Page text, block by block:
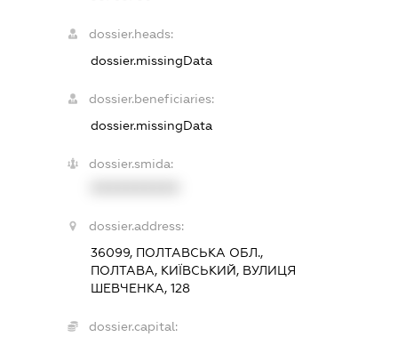
dossier.heads:
dossier.missingData
dossier.beneficiaries:
dossier.missingData
dossier.smida:
dossier.address:
36099, ПОЛТАВСЬКА ОБЛ.,
ПОЛТАВА, КИЇВСЬКИЙ, ВУЛИЦЯ
ШЕВЧЕНКА, 128
dossier.capital: